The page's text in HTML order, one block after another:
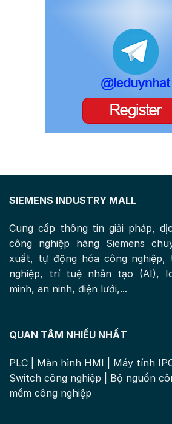
SIEMENS INDUSTRY MALL
Cung cấp thông tin giải pháp,
công nghiệp hãng Siemens
xuất, tự động hóa công nghiệp,
nghiệp, trí tuệ nhân tạo (AI),
minh, an ninh, điện lưới,...
QUAN TÂM NHIỀU NHẤT
PLC Màn hình HMI Máy tính
Switch công nghiệp
Bộ nguồn
mềm công nghiệp